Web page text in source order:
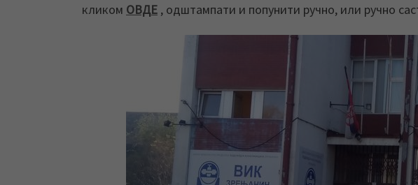
кликом ОВДЕ , oдштампати и попунити ручно, или ручно